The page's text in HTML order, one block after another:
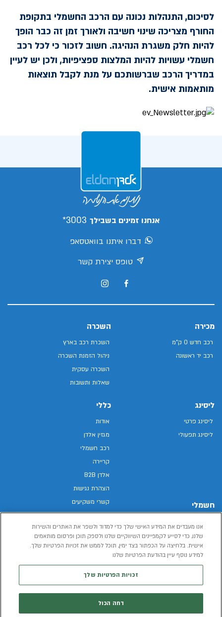
לסיכום, התנהלות נכונה עם הרכב החשמלי בתקופת
החורף מצריכה שינוי חשיבה ולאורך זמן זה כבר הופך
להיות חלק משגרת הנהיגה. חשוב לזכור כי לכל רכב
חשמלי עשויות להיות המלצות ספציפיות, ולכן יש לעיין
במדריך הרכב שברשותכם על מנת לקבל תוצאות
מותאמות אישית.
אנחנו זמינים בשבילך 3003*
דברו איתנו בוואטסאפ
טופס יצירת קשר
מכירה
רכב חדש 0 ק"מ
רכב יד ראשונה
השכרה
השכרת רכב בארץ
ניהול הזמנת השכרה
השכרה עסקית
שאלות ותשובות
ליסינג
ליסינג פרטי
ליסינג תפעולי
חשמלי
רכב חשמלי
הכל על רכב חשמלי
כללי
אודות
מגזין אלדן
רכב חשמלי
קריירה
אלדן B2B
הצהרת נגישות
קשרי משקיעים
מפת האתר
מדיניות פרטיות
תנאי שימוש
המידע שיימסר על ידך במהלך השימוש באתר יישמר וישמש את אלדן, או צד שלישי,
אנו מעבדים את המידע האישי שלך כדי למדוד ולשפר את האתרים והשירות
שלנו, כדי לסייע לקמפיינים השיווקיים שלנו ולספק תוכן ופרסום מותאמים
אישית. בלחיצה על הכפתור בצד ימין, תוכל לממש את זכויות הפרטיות שלך.
למידע נוסף עיין בהודעת הפרטיות שלנו
זכויות הפרטיות שלך
דחה הכול